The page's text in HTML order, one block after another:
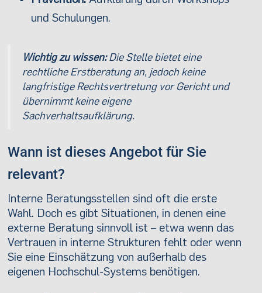
und Schulungen.
Wichtig zu wissen:Die Stelle bietet eine
rechtliche Erstberatung an, jedoch keine
langfristige Rechtsvertretung vor Gericht und
übernimmt keine eigene
Sachverhaltsaufklärung.
Wann ist dieses Angebot für Sie
relevant?
Interne Beratungsstellen sind oft die erste
Wahl. Doch es gibt Situationen, in denen eine
externe Beratung sinnvoll ist – etwa wenn das
Vertrauen in interne Strukturen fehlt oder wenn
Sie eine Einschätzung von außerhalb des
eigenen Hochschul-Systems benötigen.